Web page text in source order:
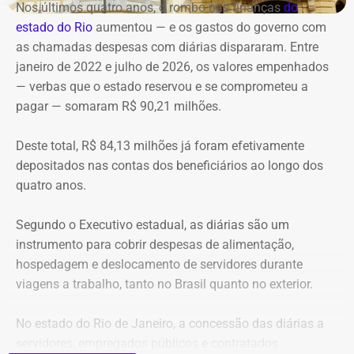
é a solução apresentada.
“A edificação foi reformada e transformada em um
caixote revestido de vidro”, escreve Nireu, quase com
repugnância.
O prefeito Eduardo Cavaliere relacionou a cobrança à
Anac, neste sábado (08), justamente à ocorrência de mais
de um acidente aéreo no Rio, em um curto intervalo de
tempo.
“Eu quero que a Anac tome essas medidas, inclusive com
uma semana ou por duas semanas, ou pelo tempo que
seja necessário para a Anac fazer uma fiscalização mais
intensa nos helipontos, nas aeronaves, na manutenção
dos visitantes que visitam a cidade, dos turistas que
visitam a cidade e da população que circula aqui pela
cidade”, afirmou o prefeito.
acompanhar o trabalho das equipes de resgate. Segundo
Nos últimos quatro anos, o rombo nas finanças do
estado do Rio aumentou — e os gastos do governo com
as chamadas despesas com diárias dispararam. Entre
janeiro de 2022 e julho de 2026, os valores empenhados
— verbas que o estado reservou e se comprometeu a
pagar — somaram R$ 90,21 milhões.
Deste total, R$ 84,13 milhões já foram efetivamente
depositados nas contas dos beneficiários ao longo dos
quatro anos.
Segundo o Executivo estadual, as diárias são um
instrumento para cobrir despesas de alimentação,
hospedagem e deslocamento de servidores durante
viagens a trabalho, tanto no Brasil quanto no exterior.
No estado do Rio de Janeiro, a concessão das diárias a